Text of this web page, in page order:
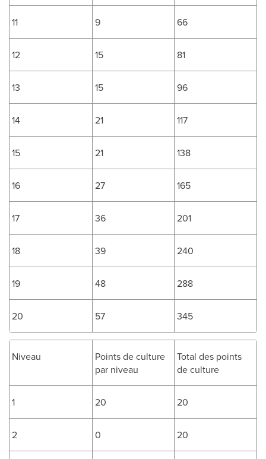
11 9 66
12 15 81
13 15 96
14 21 117
15 21 138
16 27 165
17 36 201
18 39 240
19 48 288
20 57 345
Niveau
Points de culture
par niveau
Total des points
de culture
1 20 20
2 0 20